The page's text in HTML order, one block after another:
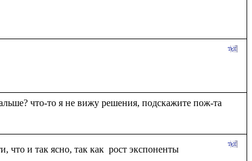
что-то я не вижу решения, подскажите пож-та
что и так ясно, так как  рост экспоненты